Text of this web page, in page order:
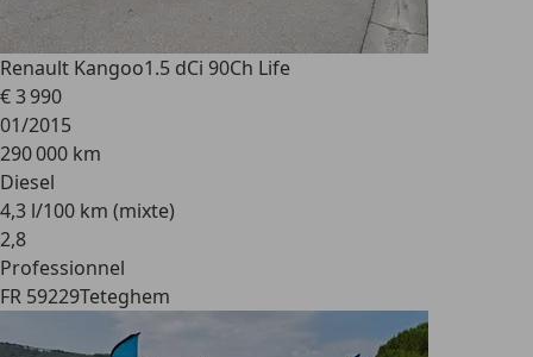
Renault Kangoo1.5 dCi 90Ch Life
€ 3 990
01/2015
290 000 km
Diesel
4,3 l/100 km (mixte)
2,8
Professionnel
FR 59229Teteghem